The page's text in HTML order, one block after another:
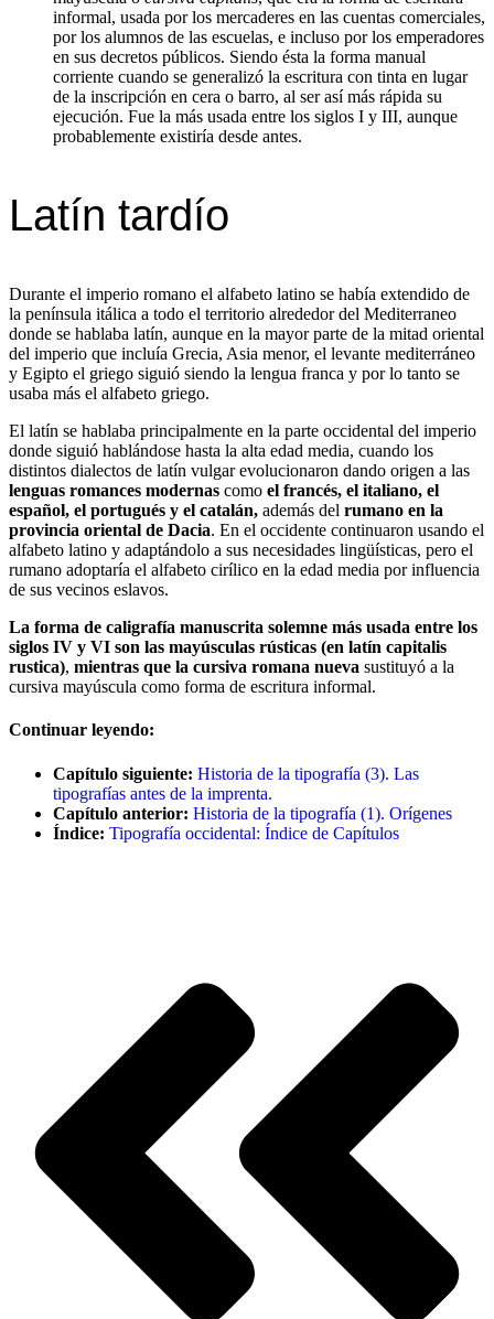
informal, usada por los mercaderes en las cuentas comerciales,
por los alumnos de las escuelas, e incluso por los emperadores
en sus decretos públicos. Siendo ésta la forma manual
corriente cuando se generalizó la escritura con tinta en lugar
de la inscripción en cera o barro, al ser así más rápida su
ejecución. Fue la más usada entre los siglos I y III, aunque
probablemente existiría desde antes.
Latín tardío
Durante el imperio romano el alfabeto latino se había extendido de
la península itálica a todo el territorio alrededor del Mediterraneo
donde se hablaba latín, aunque en la mayor parte de la mitad oriental
del imperio que incluía Grecia, Asia menor, el levante mediterráneo
y Egipto el griego siguió siendo la lengua franca y por lo tanto se
usaba más el alfabeto griego.
El latín se hablaba principalmente en la parte occidental del imperio
donde siguió hablándose hasta la alta edad media, cuando los
distintos dialectos de latín vulgar evolucionaron dando origen a las
lenguas romances modernas como el francés, el italiano, el
español, el portugués y el catalán, además del rumano en la
provincia oriental de Dacia. En el occidente continuaron usando el
alfabeto latino y adaptándolo a sus necesidades lingüísticas, pero el
rumano adoptaría el alfabeto cirílico en la edad media por influencia
de sus vecinos eslavos.
La forma de caligrafía manuscrita solemne más usada entre los
siglos IV y VI son las mayúsculas rústicas (en latín capitalis
rustica), mientras que la cursiva romana nueva sustituyó a la
cursiva mayúscula como forma de escritura informal.
Continuar leyendo:
Capítulo siguiente: Historia de la tipografía (3). Las
tipografías antes de la imprenta.
Capítulo anterior: Historia de la tipografía (1). Orígenes
Índice: Tipografía occidental: Índice de Capítulos